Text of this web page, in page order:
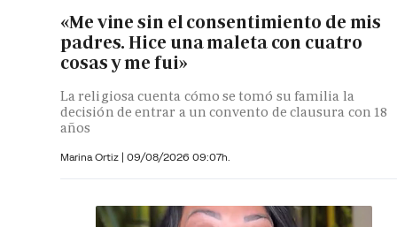
«Me vine sin el consentimiento de mis
padres. Hice una maleta con cuatro
cosas y me fui»
La religiosa cuenta cómo se tomó su familia la
decisión de entrar a un convento de clausura con 18
años
Marina Ortiz | 09/08/2026 09:07h.